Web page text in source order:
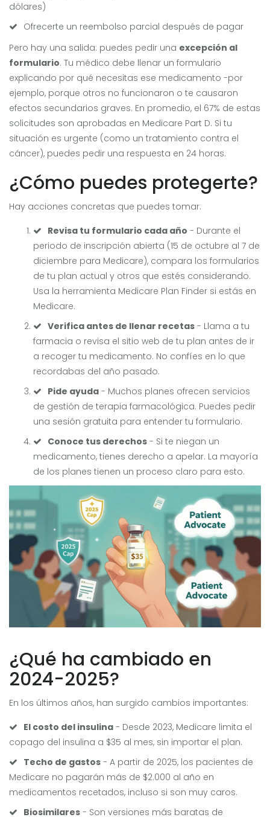
dólares)
Ofrecerte un reembolso parcial después de pagar
Pero hay una salida: puedes pedir una excepción al
formulario. Tu médico debe llenar un formulario
explicando por qué necesitas ese medicamento -por
ejemplo, porque otros no funcionaron o te causaron
efectos secundarios graves. En promedio, el 67% de estas
solicitudes son aprobadas en Medicare Part D. Si tu
situación es urgente (como un tratamiento contra el
cáncer), puedes pedir una respuesta en 24 horas.
¿Cómo puedes protegerte?
Hay acciones concretas que puedes tomar:
Revisa tu formulario cada año - Durante el
periodo de inscripción abierta (15 de octubre al 7 de
diciembre para Medicare), compara los formularios
de tu plan actual y otros que estés considerando.
Usa la herramienta Medicare Plan Finder si estás en
Medicare.
Verifica antes de llenar recetas - Llama a tu
farmacia o revisa el sitio web de tu plan antes de ir
a recoger tu medicamento. No confíes en lo que
recordabas del año pasado.
Pide ayuda - Muchos planes ofrecen servicios
de gestión de terapia farmacológica. Puedes pedir
una sesión gratuita para entender tu formulario.
Conoce tus derechos - Si te niegan un
medicamento, tienes derecho a apelar. La mayoría
de los planes tienen un proceso claro para esto.
¿Qué ha cambiado en
2024-2025?
En los últimos años, han surgido cambios importantes:
El costo del insulina - Desde 2023, Medicare limita el
copago del insulina a $35 al mes, sin importar el plan.
Techo de gastos - A partir de 2025, los pacientes de
Medicare no pagarán más de $2.000 al año en
medicamentos recetados, incluso si son muy caros.
Biosimilares - Son versiones más baratas de